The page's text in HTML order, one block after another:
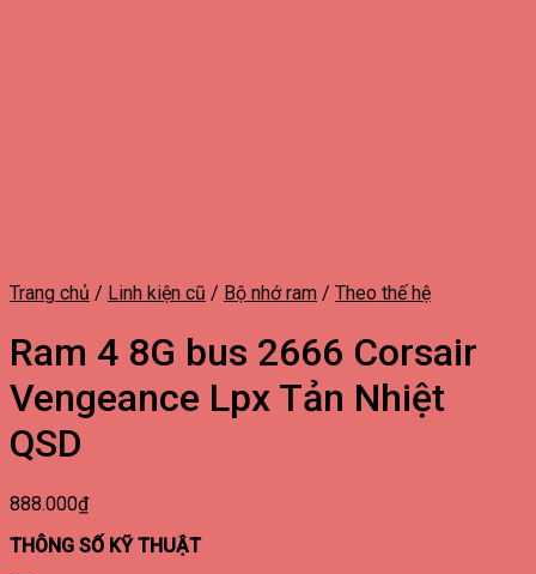
Trang chủ / Linh kiện cũ / Bộ nhớ ram / Theo thế hệ
Ram 4 8G bus 2666 Corsair
Vengeance Lpx Tản Nhiệt
QSD
888.000₫
THÔNG SỐ KỸ THUẬT